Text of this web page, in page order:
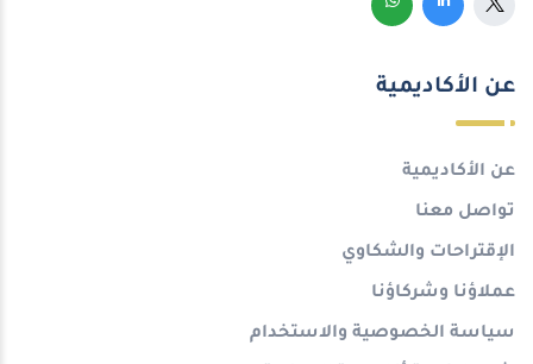
عن الأكاديمية
عن الأكاديمية
تواصل معنا
الإقتراحات والشكاوي
عملاؤنا وشركاؤنا
سياسة الخصوصية والاستخدام